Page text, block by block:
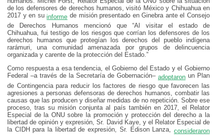
de los defensores de derechos humanos, visitó México y Chihuahua en
2017 y en suinforme de misión presentado en Ginebra ante el Consejo
de Derechos Humanos mencionó que “Al visitar el estado de
Chihuahua, fui testigo de los riesgos que corrían los defensores de los
derechos humanos que protegían los derechos del pueblo indígena
rarámuri, una comunidad amenazada por grupos de delincuencia
organizada y carente de la protección del Estado.”
Como respuesta a esa tendencia, el Gobierno del Estado y el Gobierno
Federal –a través de la Secretaría de Gobernación– adoptaron un Plan
de Contingencia para reducir los factores de riesgo que favorecen las
agresiones a personas defensoras de derechos humanos, combatir las
causas que las producen y diseñar medidas de no repetición. Sobre ese
proceso, tras su misión conjunta al país también en 2017, el Relator
Especial de la ONU sobre la promoción y protección del derecho a la
libertad de opinión y expresión, Sr. David Kaye, y el Relator Especial de
la CIDH para la libertad de expresión, Sr. Edison Lanza, consideraron